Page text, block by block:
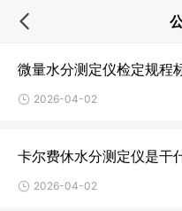
微量水分测定仪检定规程
2026-04-02
卡尔费休水分测定仪是干
2026-04-02